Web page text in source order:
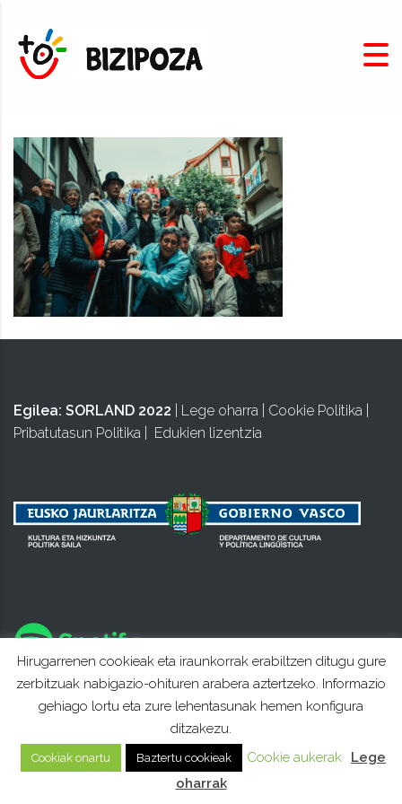
Egilea: SORLAND 2022 Lege oharra Cookie Politika
Pribatutasun Politika
Edukien lizentzia
Hirugarrenen cookieak eta iraunkorrak erabiltzen ditugu gure
zerbitzuak nabigazio-ohituren arabera aztertzeko. Informazio
gehiago lortu eta zure lehentasunak hemen konfigura
ditzakezu.
Cookiak onartu Baztertu cookieak Cookie aukerak
Lege
oharrak